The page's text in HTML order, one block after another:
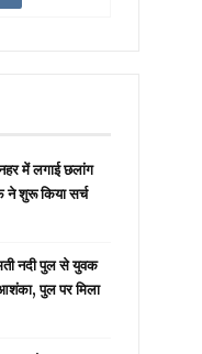
में लगाई छलांग
शुरू किया सर्च
नदी पुल से युवक
पुल पर मिला